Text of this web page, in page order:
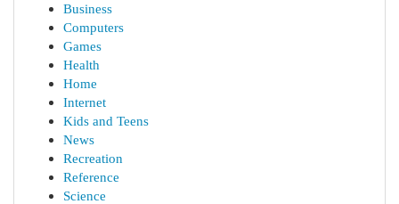
Business
Computers
Games
Health
Home
Internet
Kids and Teens
News
Recreation
Reference
Science